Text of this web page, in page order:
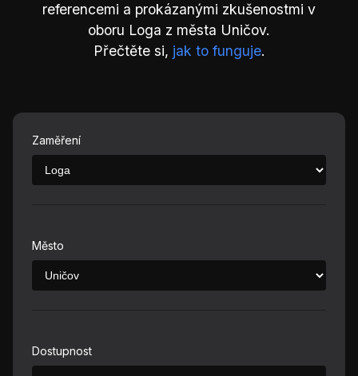
referencemi a prokázanými zkušenostmi v
oboru Loga z města Uničov.
Přečtěte si, jak to funguje.
Zaměření
Město
Dostupnost